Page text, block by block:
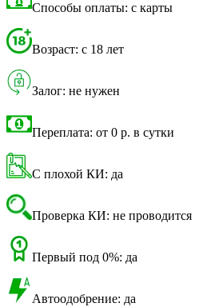
Способы оплаты: с карты
Возраст: с 18 лет
Залог: не нужен
Переплата: от 0 р. в сутки
С плохой КИ: да
Проверка КИ: не проводится
Первый под 0%: да
Автоодобрение: да